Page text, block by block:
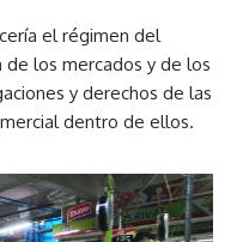
el régimen del
de los mercados y de los
y derechos de las
dentro de ellos.